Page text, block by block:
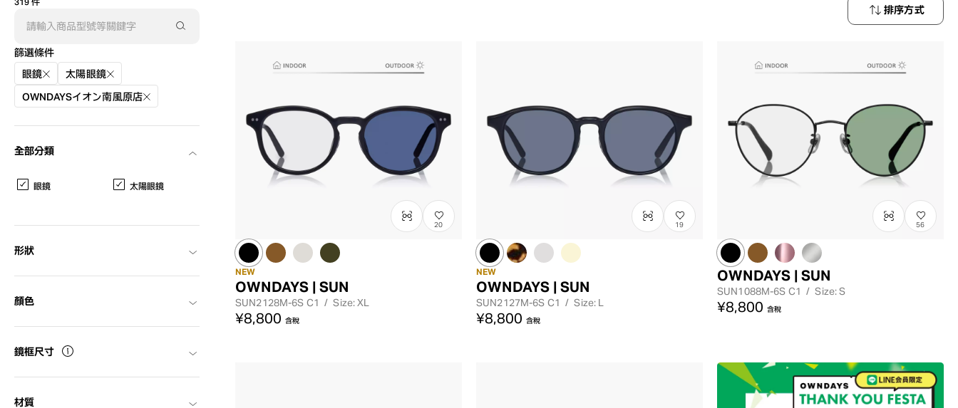
篩選條件
眼鏡 太陽眼鏡
OWNDAYSイオン南風原店
全部分類
眼鏡 太陽眼鏡
形狀
顏色
鏡框尺寸
材質
排序方式
最低價格
20
NEW
OWNDAYS | SUN
SUN2128M-6S C1 / Size: XL
¥8,800 含稅
19
NEW
OWNDAYS | SUN
SUN2127M-6S C1 / Size: L
¥8,800 含稅
56
OWNDAYS | SUN
SUN1088M-6S C1 / Size: S
¥8,800 含稅